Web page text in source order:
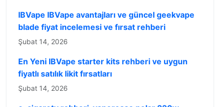
IBVape IBVape avantajları ve güncel geekvape
blade fiyat incelemesi ve fırsat rehberi
Şubat 14, 2026
En Yeni IBVape starter kits rehberi ve uygun
fiyatlı satılık likit fırsatları
Şubat 14, 2026